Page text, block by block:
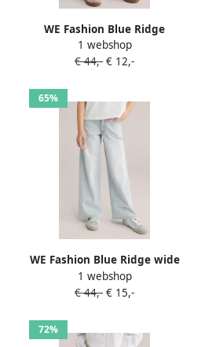
WE Fashion Blue Ridge
relaxed fit wide leg jeans
met borduursels lichtblauw
1 webshop
€ 44,- € 12,-
65%
WE Fashion Blue Ridge wide
leg jeans light blue denim
1 webshop
€ 44,- € 15,-
72%